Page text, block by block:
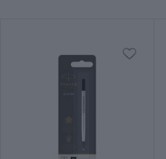
Довжина (см)